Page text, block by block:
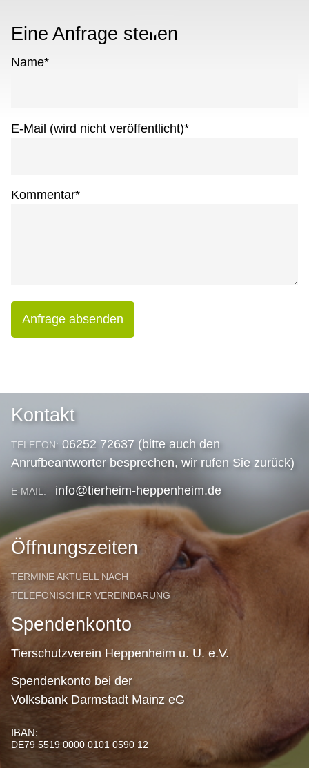
Eine Anfrage stellen
Name*
E-Mail (wird nicht veröffentlicht)*
Kommentar*
Anfrage absenden
Kontakt
TELEFON: 06252 72637 (bitte auch den
Anrufbeantworter besprechen, wir rufen Sie zurück)
E-MAIL: info@tierheim-heppenheim.de
Öffnungszeiten
TERMINE AKTUELL NACH
TELEFONISCHER VEREINBARUNG
Spendenkonto
Tierschutzverein Heppenheim u. U. e.V.
Spendenkonto bei der
Volksbank Darmstadt Mainz eG
IBAN:
DE79 5519 0000 0101 0590 12